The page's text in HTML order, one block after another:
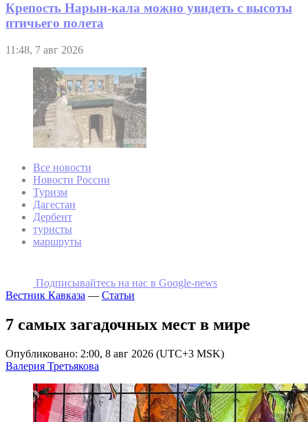
Крепость Нарын-кала можно увидеть с высоты
птичьего полета
11:48, 7 авг 2026
Все новости
Новости России
Туризм
Дагестан
Дербент
туристы
маршруты
Подписывайтесь на наc в Google-news
Вестник Кавказа — Статьи
7 самых загадочных мест в мире
Опубликовано: 2:00, 8 авг 2026 (UTC+3 MSK)
Валерия Третьякова